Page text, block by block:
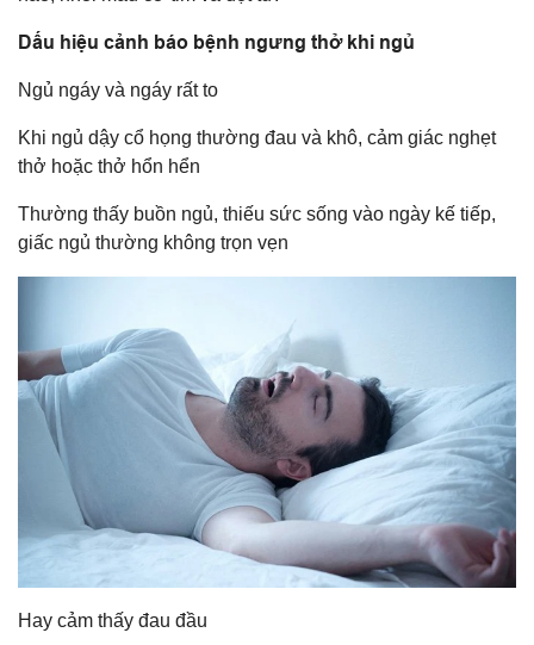
Dấu hiệu cảnh báo bệnh ngưng thở khi ngủ
Ngủ ngáy và ngáy rất to
Khi ngủ dậy cổ họng thường đau và khô, cảm giác nghẹt
thở hoặc thở hổn hển
Thường thấy buồn ngủ, thiếu sức sống vào ngày kế tiếp,
giấc ngủ thường không trọn vẹn
Hay cảm thấy đau đầu